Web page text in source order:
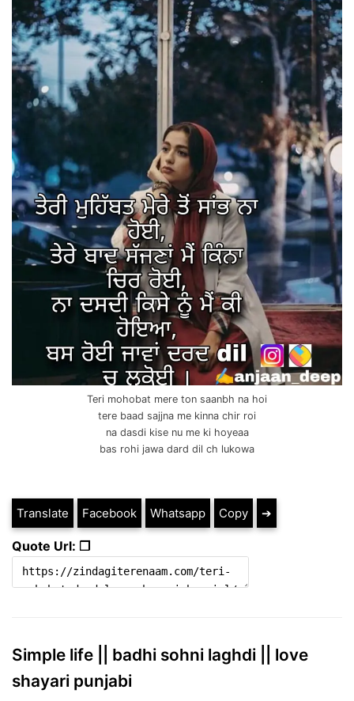
Teri mohobat mere ton saanbh na hoi
tere baad sajjna me kinna chir roi
na dasdi kise nu me ki hoyeaa
bas rohi jawa dard dil ch lukowa
Translate Facebook Whatsapp Copy ➔
Quote Url: ❐
Simple life || badhi sohni laghdi || love
shayari punjabi